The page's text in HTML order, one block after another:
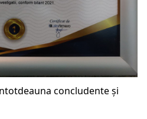
concludente și